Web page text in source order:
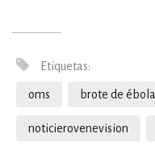
Etiquetas:
oms brote de ébola
noticierovenevision